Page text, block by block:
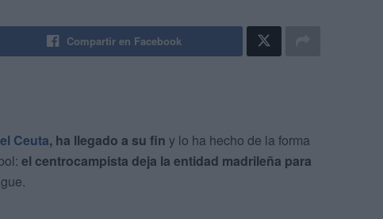
Compartir en Facebook
Ceuta, ha llegado a su fin y lo ha hecho de la forma
el centrocampista deja la entidad madrileña para